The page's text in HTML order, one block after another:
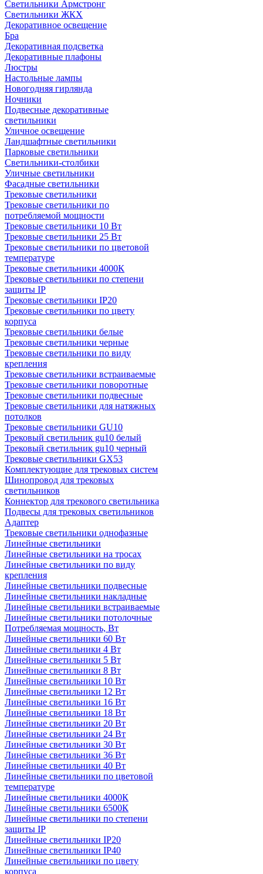
Светильники Армстронг
Светильники ЖКХ
Декоративное освещение
Бра
Декоративная подсветка
Декоративные плафоны
Люстры
Настольные лампы
Новогодняя гирлянда
Ночники
Подвесные декоративные
светильники
Уличное освещение
Ландшафтные светильники
Парковые светильники
Светильники-столбики
Уличные светильники
Фасадные светильники
Трековые светильники
Трековые светильники по
потребляемой мощности
Трековые светильники 10 Вт
Трековые светильники 25 Вт
Трековые светильники по цветовой
температуре
Трековые светильники 4000К
Трековые светильники по степени
защиты IP
Трековые светильники IP20
Трековые светильники по цвету
корпуса
Трековые светильники белые
Трековые светильники черные
Трековые светильники по виду
крепления
Трековые светильники встраиваемые
Трековые светильники поворотные
Трековые светильники подвесные
Трековые светильники для натяжных
потолков
Трековые светильники GU10
Трековый светильник gu10 белый
Трековый светильник gu10 черный
Трековые светильники GX53
Комплектующие для трековых систем
Шинопровод для трековых
светильников
Коннектор для трекового светильника
Подвесы для трековых светильников
Адаптер
Трековые светильники однофазные
Линейные светильники
Линейные светильники на тросах
Линейные светильники по виду
крепления
Линейные светильники подвесные
Линейные светильники накладные
Линейные светильники встраиваемые
Линейные светильники потолочные
Потребляемая мощность, Вт
Линейные светильники 60 Вт
Линейные светильники 4 Вт
Линейные светильники 5 Вт
Линейные светильники 8 Вт
Линейные светильники 10 Вт
Линейные светильники 12 Вт
Линейные светильники 16 Вт
Линейные светильники 18 Вт
Линейные светильники 20 Вт
Линейные светильники 24 Вт
Линейные светильники 30 Вт
Линейные светильники 36 Вт
Линейные светильники 40 Вт
Линейные светильники по цветовой
температуре
Линейные светильники 4000К
Линейные светильники 6500К
Линейные светильники по степени
защиты IP
Линейные светильники IP20
Линейные светильники IP40
Линейные светильники по цвету
корпуса